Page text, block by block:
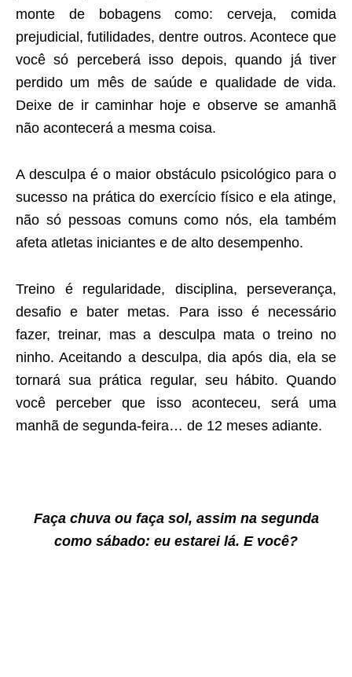
monte de bobagens como: cerveja, comida
prejudicial, futilidades, dentre outros. Acontece que
você só perceberá isso depois, quando já tiver
perdido um mês de saúde e qualidade de vida.
Deixe de ir caminhar hoje e observe se amanhã
não acontecerá a mesma coisa.
A desculpa é o maior obstáculo psicológico para o
sucesso na prática do exercício físico e ela atinge,
não só pessoas comuns como nós, ela também
afeta atletas iniciantes e de alto desempenho.
Treino é regularidade, disciplina, perseverança,
desafio e bater metas. Para isso é necessário
fazer, treinar, mas a desculpa mata o treino no
ninho. Aceitando a desculpa, dia após dia, ela se
tornará sua prática regular, seu hábito. Quando
você perceber que isso aconteceu, será uma
manhã de segunda-feira… de 12 meses adiante.
Faça chuva ou faça sol, assim na segunda
como sábado: eu estarei lá. E você?